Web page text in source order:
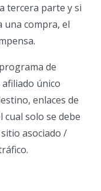
tercera parte y si
una compra, el
de
único
enlaces de
cual solo se debe
asociado /